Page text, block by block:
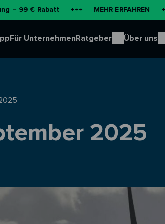
+++ MEHR ERFAHREN +++ NEU:
Für UnternehmenRatgeber Über uns
2025